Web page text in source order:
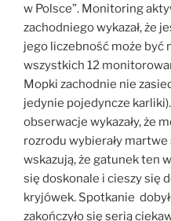
w Polsce”. Monitoring
zachodniego wykazał, że
jego liczebność może być
wszystkich 12
Mopki zachodnie nie
jedynie pojedyncze
obserwacje wykazały, że
rozrodu wybierały
wskazują, że gatunek ten
się doskonale i cieszy się
kryjówek. Spotkanie
zakończyło się serią